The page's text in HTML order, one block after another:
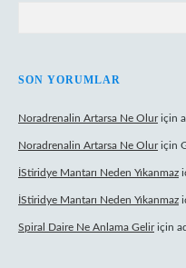
SON YORUMLAR
Noradrenalin Artarsa Ne Oluriçin
Noradrenalin Artarsa Ne Oluriçin
İStiridye Mantarı Neden Yıkanmaz
İStiridye Mantarı Neden Yıkanmaz
Spiral Daire Ne Anlama Geliriçin